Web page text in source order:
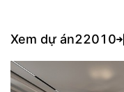
Xem dự án22010